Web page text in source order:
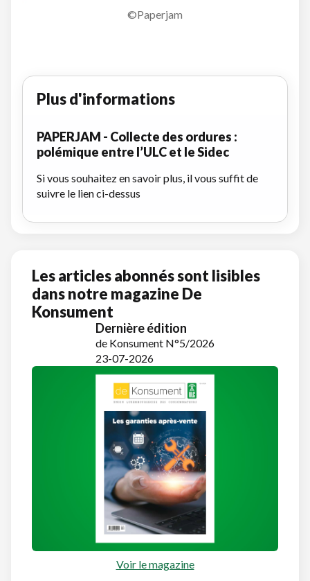
©Paperjam
Plus d'informations
PAPERJAM - Collecte des ordures :
polémique entre l’ULC et le Sidec
Si vous souhaitez en savoir plus, il vous suffit de
suivre le lien ci-dessus
Les articles abonnés sont lisibles
dans notre magazine De
Konsument
Dernière édition
de Konsument N°5/2026
23-07-2026
Voir le magazine